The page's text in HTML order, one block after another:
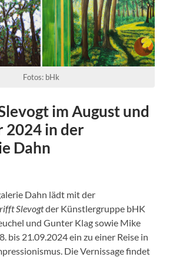
Fotos: bHk
im August und
2024 in der
Dahn
Dahn lädt mit der
Slevogtder Künstlergruppe bHK
und Gunter Klag sowie Mike
bis 21.09.2024 ein zu einer Reise in
Die Vernissage findet